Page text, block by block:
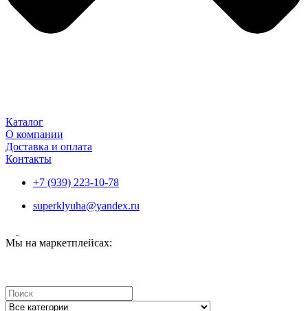
Каталог
О компании
Доставка и оплата
Контакты
+7 (939) 223-10-78
superklyuha@yandex.ru
Мы на маркетплейсах:
Search
...